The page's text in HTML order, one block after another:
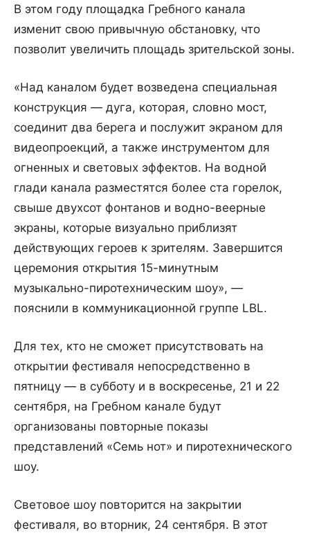
В этом году площадка Гребного канала
изменит свою привычную обстановку, что
позволит увеличить площадь зрительской зоны.
«Над каналом будет возведена специальная
конструкция — дуга, которая, словно мост,
соединит два берега и послужит экраном для
видеопроекций, а также инструментом для
огненных и световых эффектов. На водной
глади канала разместятся более ста горелок,
свыше двухсот фонтанов и водно-веерные
экраны, которые визуально приблизят
действующих героев к зрителям. Завершится
церемония открытия 15-минутным
музыкально-пиротехническим шоу», —
пояснили в коммуникационной группе LBL.
Для тех, кто не сможет присутствовать на
открытии фестиваля непосредственно в
пятницу — в субботу и в воскресенье, 21 и 22
сентября, на Гребном канале будут
организованы повторные показы
представлений «Семь нот» и пиротехнического
шоу.
Световое шоу повторится на закрытии
фестиваля, во вторник, 24 сентября. В этот